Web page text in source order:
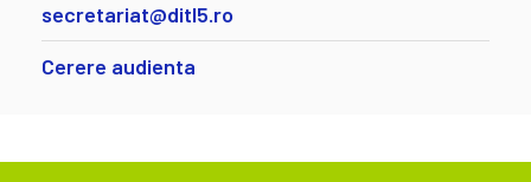
secretariat@ditl5.ro
Cerere audienta